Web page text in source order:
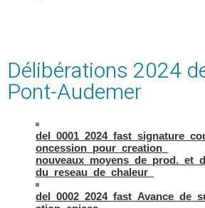
Délibérations 2024
Pont-Audemer
oncession_pour_creation_
du_reseau_de_chaleur_